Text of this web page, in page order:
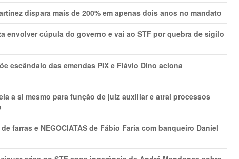
dispara mais de 200% em apenas dois anos no mandato
envolver cúpula do governo e vai ao STF por quebra de sigilo
escândalo das emendas PIX e Flávio Dino aciona
a si mesmo para função de juiz auxiliar e atrai processos
farras e NEGOCIATAS de Fábio Faria com banqueiro Daniel